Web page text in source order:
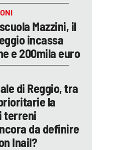
Mazzini, il
incassa
e 200mila euro
di Reggio, tra
la
terreni
da definire
Inail?